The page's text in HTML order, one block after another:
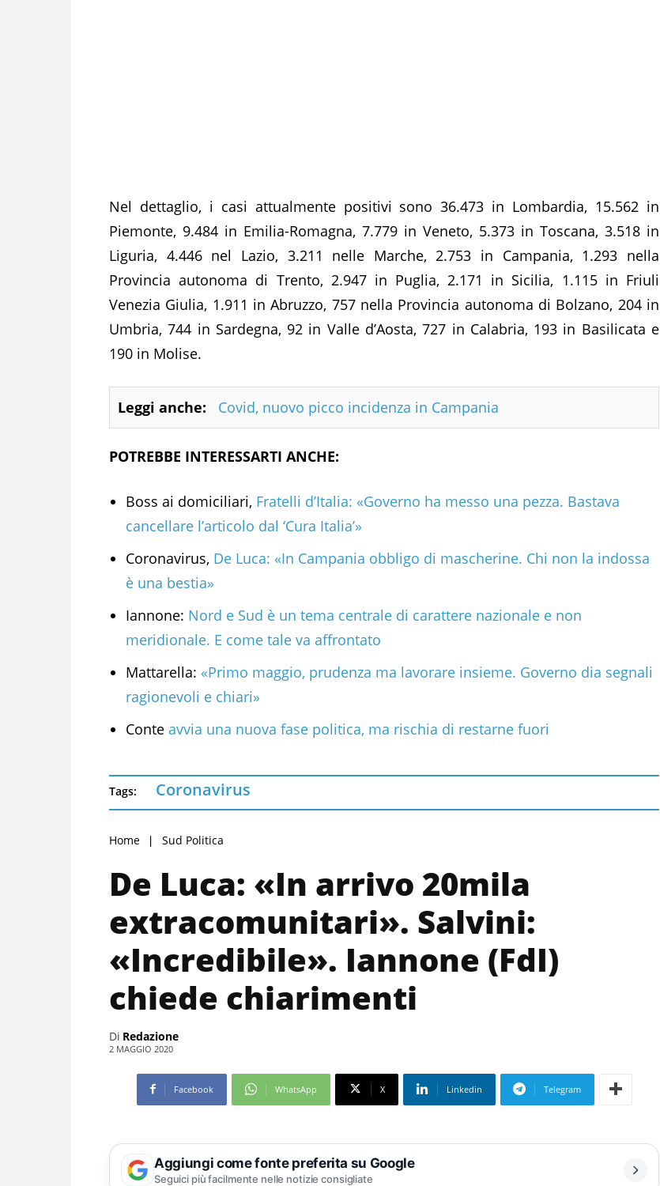
Nel dettaglio, i casi attualmente positivi sono 36.473 in Lombardia, 15.562 in
Piemonte, 9.484 in Emilia-Romagna, 7.779 in Veneto, 5.373 in Toscana, 3.518 in
Liguria, 4.446 nel Lazio, 3.211 nelle Marche, 2.753 in Campania, 1.293 nella
Provincia autonoma di Trento, 2.947 in Puglia, 2.171 in Sicilia, 1.115 in Friuli
Venezia Giulia, 1.911 in Abruzzo, 757 nella Provincia autonoma di Bolzano, 204 in
Umbria, 744 in Sardegna, 92 in Valle d’Aosta, 727 in Calabria, 193 in Basilicata e
190 in Molise.
Leggi anche: Covid, nuovo picco incidenza in Campania
POTREBBE INTERESSARTI ANCHE:
Boss ai domiciliari, Fratelli d’Italia: «Governo ha messo una pezza. Bastava
cancellare l’articolo dal ‘Cura Italia’»
Coronavirus, De Luca: «In Campania obbligo di mascherine. Chi non la indossa
è una bestia»
Iannone: Nord e Sud è un tema centrale di carattere nazionale e non
meridionale. E come tale va affrontato
Mattarella: «Primo maggio, prudenza ma lavorare insieme. Governo dia segnali
ragionevoli e chiari»
Conte avvia una nuova fase politica, ma rischia di restarne fuori
Tags: Coronavirus
Home Sud Politica
De Luca: «In arrivo 20mila
extracomunitari». Salvini:
«Incredibile». Iannone (FdI)
chiede chiarimenti
Di Redazione
2 MAGGIO 2020
Facebook WhatsApp X Linkedin Telegram
Aggiungi come fonte preferita su Google
Seguici più facilmente nelle notizie consigliate